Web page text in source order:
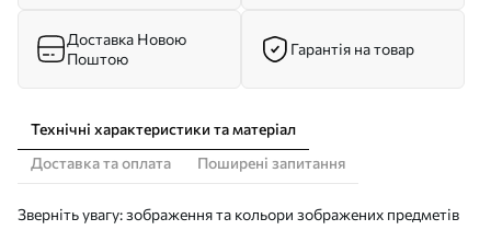
Доставка Новою
Поштою
Гарантія на товар
Технічні характеристики та матеріал
Доставка та оплата
Поширені запитання
Зверніть увагу: зображення та кольори зображених предметів